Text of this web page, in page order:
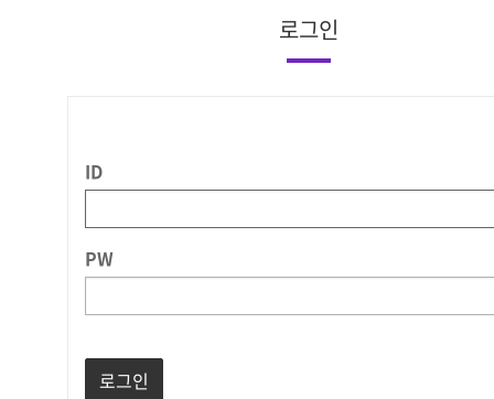
로그인
ID
PW
로그인